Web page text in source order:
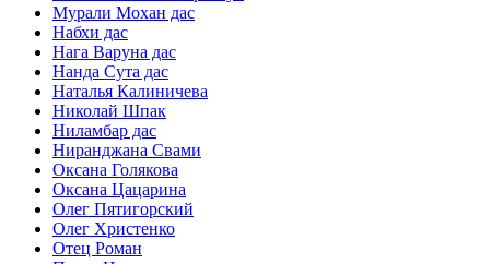
Мурали Мохан дас
Набхи дас
Нага Варуна дас
Нанда Сута дас
Наталья Калиничева
Николай Шпак
Ниламбар дас
Ниранджана Свами
Оксана Голякова
Оксана Цацарина
Олег Пятигорский
Олег Христенко
Отец Роман